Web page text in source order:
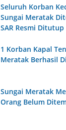
Seluruh Korban
Sungai Meratak
SAR Resmi Ditutup
1 Korban Kapal
Meratak Berhasil
Sungai Meratak
Orang Belum